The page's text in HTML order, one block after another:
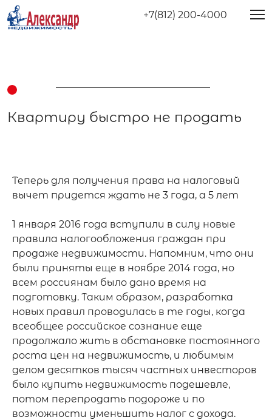
+7(812) 200-4000
Квартиру быстро не продать
Теперь для получения права на налоговый
вычет придется ждать не 3 года, а 5 лет
1 января 2016 года вступили в силу новые
правила налогообложения граждан при
продаже недвижимости. Напомним, что они
были приняты еще в ноябре 2014 года, но
всем россиянам было дано время на
подготовку. Таким образом, разработка
новых правил проводилась в те годы, когда
всеобщее российское сознание еще
продолжало жить в обстановке постоянного
роста цен на недвижимость, и любимым
делом десятков тысяч частных инвесторов
было купить недвижимость подешевле,
потом перепродать подороже и по
возможности уменьшить налог с дохода.